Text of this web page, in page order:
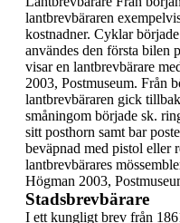
lantbrevbäraren
kostnadner. Cyklar började
användes den första bilen
visar en lantbrevbärare
2003, Postmuseum. Från
lantbrevbäraren gick
småningom började sk.
sitt posthorn samt bar
beväpnad med pistol eller
lantbrevbärares
Högman 2003,
Stadsbrevbärare
I ett kungligt brev från